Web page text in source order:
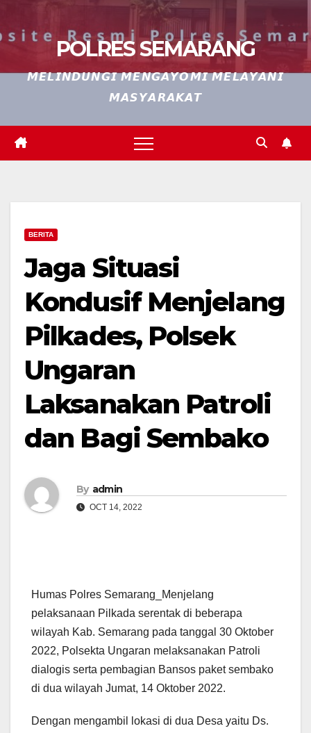
POLRES SEMARANG
𝙈𝙀𝙇𝙄𝙉𝘿𝙐𝙉𝙂𝙄 𝙈𝙀𝙉𝙂𝘼𝙔𝙊𝙈𝙄 𝙈𝙀𝙇𝘼𝙔𝘼𝙉𝙄
𝙈𝘼𝙎𝙔𝘼𝙍𝘼𝙆𝘼𝙏
BERITA
Jaga Situasi
Kondusif Menjelang
Pilkades, Polsek
Ungaran
Laksanakan Patroli
dan Bagi Sembako
By admin
OCT 14, 2022
Humas Polres Semarang_Menjelang
pelaksanaan Pilkada serentak di beberapa
wilayah Kab. Semarang pada tanggal 30 Oktober
2022, Polsekta Ungaran melaksanakan Patroli
dialogis serta pembagian Bansos paket sembako
di dua wilayah Jumat, 14 Oktober 2022.
Dengan mengambil lokasi di dua Desa yaitu Ds.